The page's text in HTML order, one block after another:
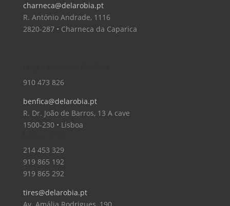
charneca@delarobia.pt
R. António Andrade, 1116
2820-287 • Charneca da Caparica
910 473 826
benfica@delarobia.pt
R. Dr. João de Barros, 13 A cave
1500-230 • Lisboa
214 453 329
919 865 192
919 865 292
tires@delarobia.pt